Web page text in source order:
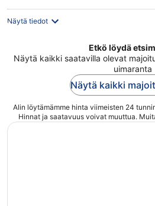
Näytä tiedot
Etkö löydä
Näytä kaikki saatavilla olevat
uimaranta
Näytä kaikki
Alin löytämämme hinta viimeisten 24
Hinnat ja saatavuus voivat muuttua.